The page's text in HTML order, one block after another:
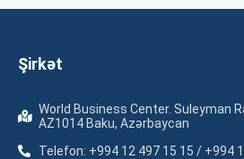
Şirkət
World Business Center. Suleyman
AZ1014 Baku, Azərbaycan
Telefon: +994 12 497 15 15 / +994